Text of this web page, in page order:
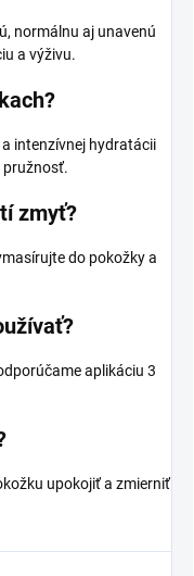
normálnu aj unavenú
a výživu.
intenzívnej hydratácii
pružnosť.
zmyť?
do pokožky a
aplikáciu 3
upokojiť a zmierniť